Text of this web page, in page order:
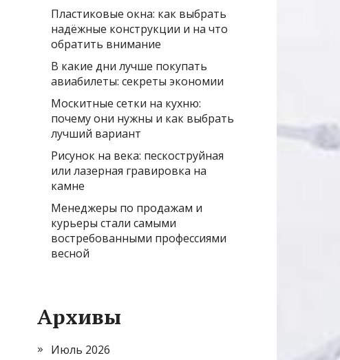
Пластиковые окна: как выбрать
надёжные конструкции и на что
обратить внимание
В какие дни лучше покупать
авиабилеты: секреты экономии
Москитные сетки на кухню:
почему они нужны и как выбрать
лучший вариант
Рисунок на века: пескоструйная
или лазерная гравировка на
камне
Менеджеры по продажам и
курьеры стали самыми
востребованными профессиями
весной
Архивы
Июль 2026